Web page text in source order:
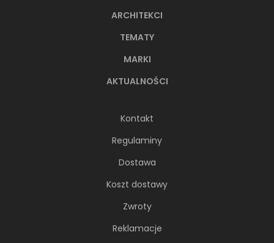
ARCHITEKCI
TEMATY
MARKI
AKTUALNOŚCI
Kontakt
Regulaminy
Dostawa
Koszt dostawy
Zwroty
Reklamacje